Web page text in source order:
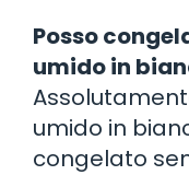
Posso
umido in
umido in
congelato